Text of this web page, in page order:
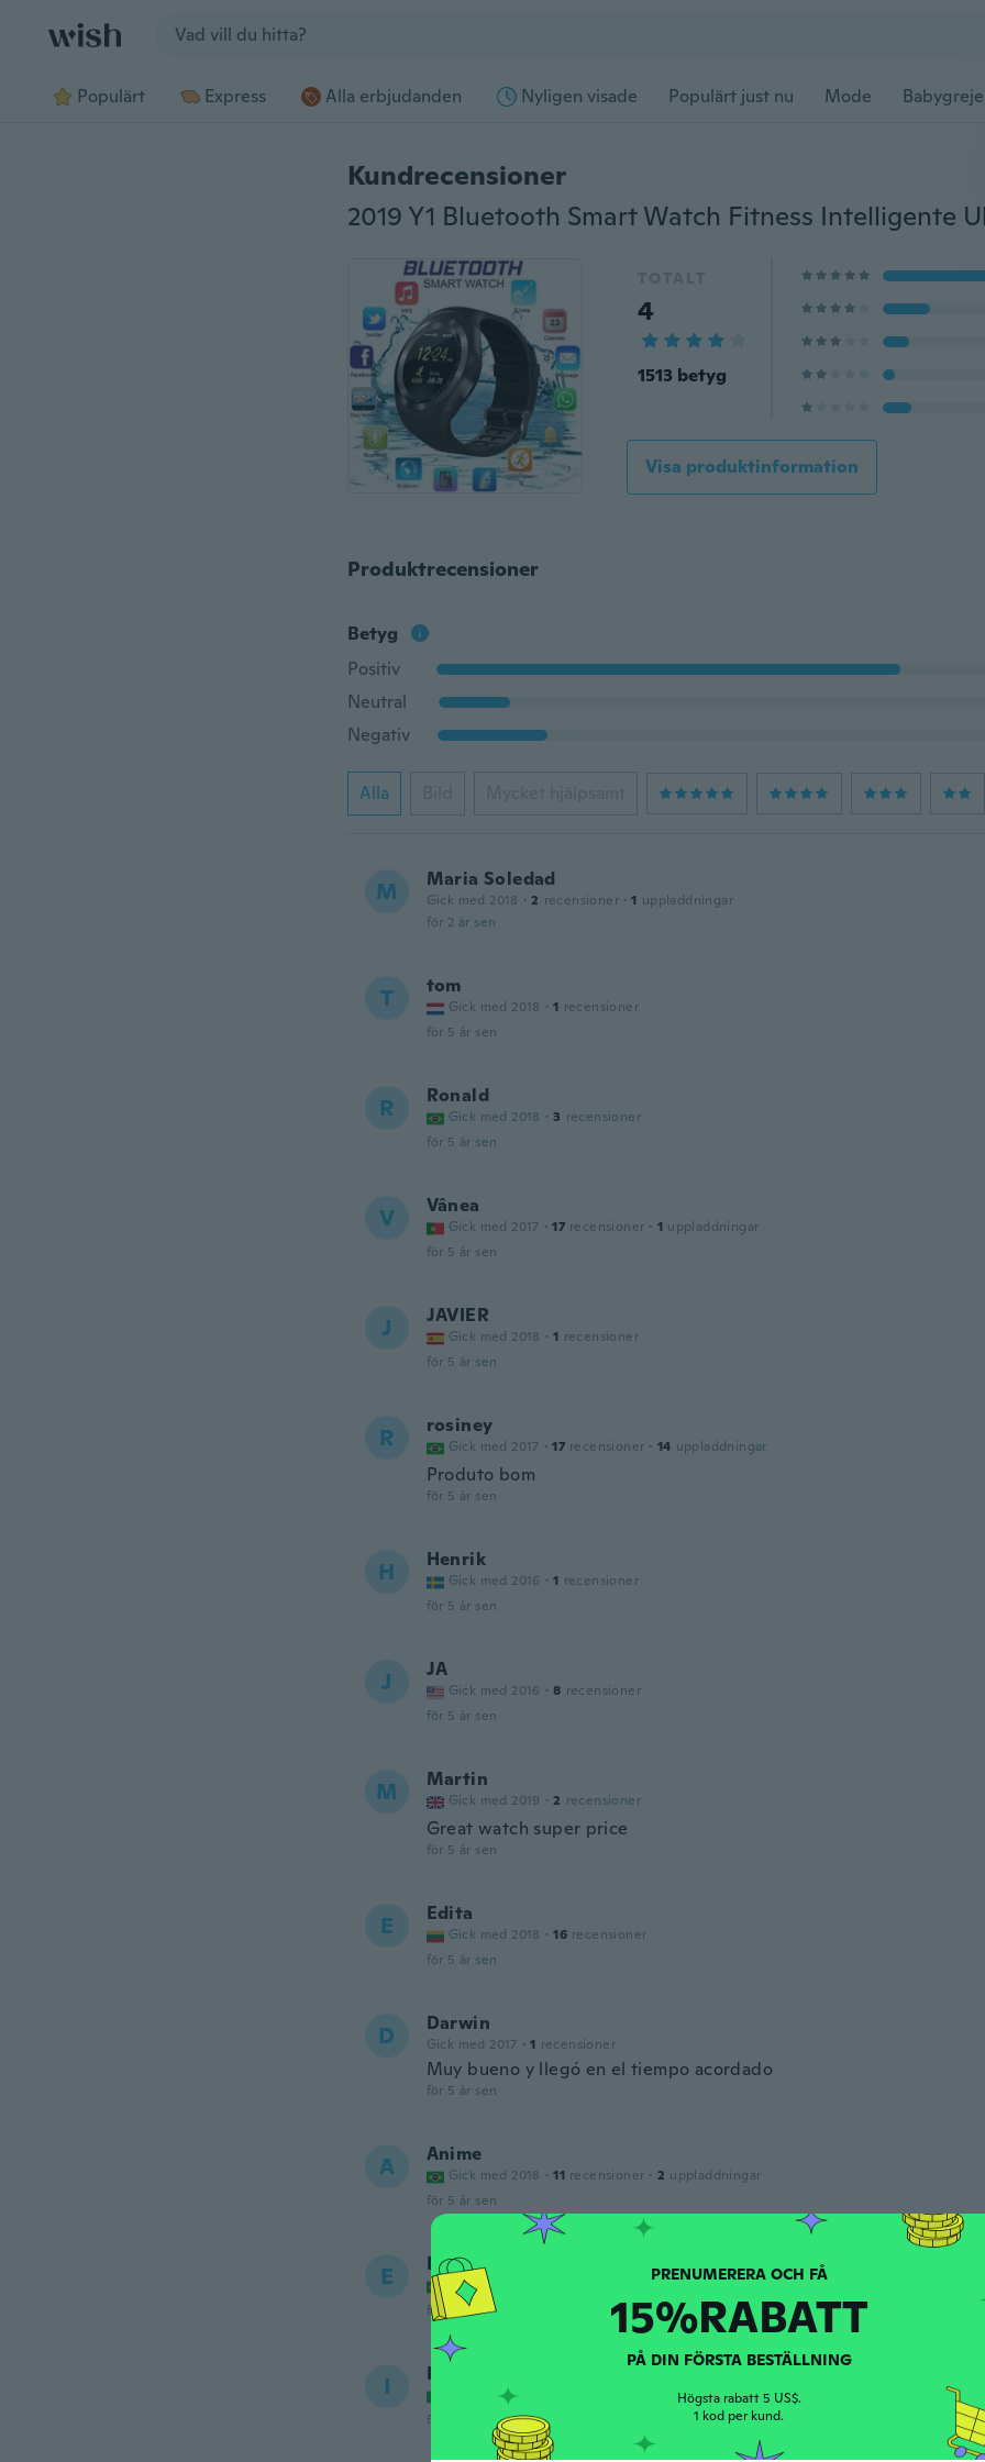
Populärt Express Alla erbjudanden Nyligen visade Populärt just nu Mode
Kundrecensioner
TOTALT
4
1513 betyg
Visa produktinformation
Produktrecensioner
Betyg
Positiv
Neutral
Negativ
Alla Bild Mycket hjälpsamt
M Maria Soledad
Gick med 2018 · 2 recensioner · 1 uppladdningar
för 2 år sen
T tom
Gick med 2018 · 1 recensioner
för 5 år sen
R Ronald
Gick med 2018 · 3 recensioner
för 5 år sen
V Vânea
Gick med 2017 · 17 recensioner · 1 uppladdningar
för 5 år sen
J JAVIER
Gick med 2018 · 1 recensioner
för 5 år sen
R rosiney
Gick med 2017 · 17 recensioner · 14 uppladdningar
Produto bom
för 5 år sen
H Henrik
Gick med 2016 · 1 recensioner
för 5 år sen
J JA
Gick med 2016 · 8 recensioner
för 5 år sen
M Martin
Gick med 2019 · 2 recensioner
Great watch super price
för 5 år sen
E Edita
Gick med 2018 · 16 recensioner
för 5 år sen
D Darwin
Gick med 2017 · 1 recensioner
Muy bueno y llegó en el tiempo acordado
för 5 år sen
A Anime
Gick med 2018 · 11 recensioner · 2 uppladdningar
för 5 år sen
E Eduardo
Gick med 2018 2
uppladdningar
för 5 år sen
I Ibrahima
Gick med 2018
uppladdningar
för 5 år sen
PRENUMERERA OCH FÅ
15%RABATT
PÅ DIN FÖRSTA BESTÄLLNING
Högsta rabatt 5 US$.
1 kod per kund.